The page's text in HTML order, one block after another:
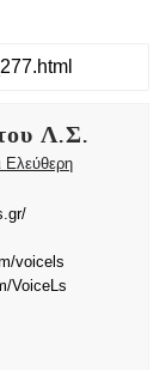
Λ.Σ.
Ελεύθερη
voicels
VoiceLs